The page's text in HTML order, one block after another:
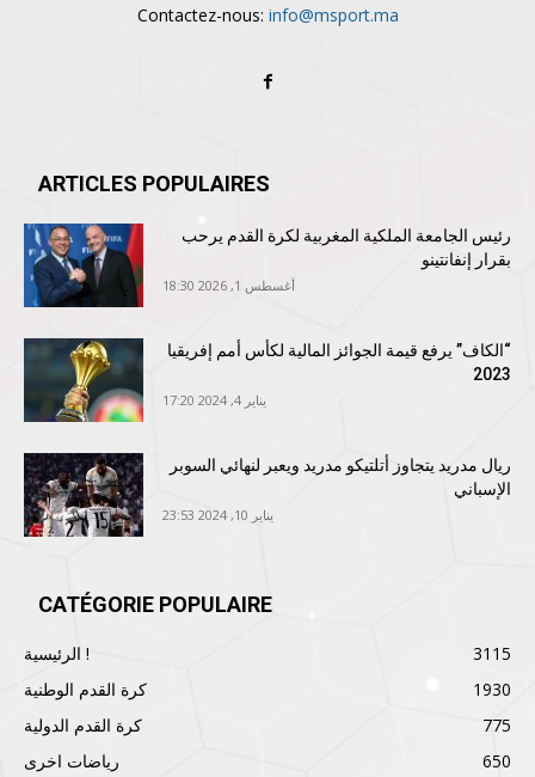
Contactez-nous: info@msport.ma
ARTICLES POPULAIRES
رئيس الجامعة الملكية المغربية لكرة القدم يرحب
بقرار إنفانتينو
أغسطس 1, 2026 18:30
“الكاف” يرفع قيمة الجوائز المالية لكأس أمم إفريقيا
2023
يناير 4, 2024 17:20
ريال مدريد يتجاوز أتلتيكو مدريد ويعبر لنهائي السوبر
الإسباني
يناير 10, 2024 23:53
CATÉGORIE POPULAIRE
الرئيسية !
3115
كرة القدم الوطنية
1930
كرة القدم الدولية
775
رياضات اخرى
650